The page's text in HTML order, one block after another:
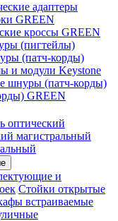
адаптеры
GREEN
кроссы GREEN
(пигтейлы)
(патч-корды)
и модули Keystone
шнуры (патч-корды)
GREEN
оптический
магистральный
и
Стойки открытые
встраиваемые